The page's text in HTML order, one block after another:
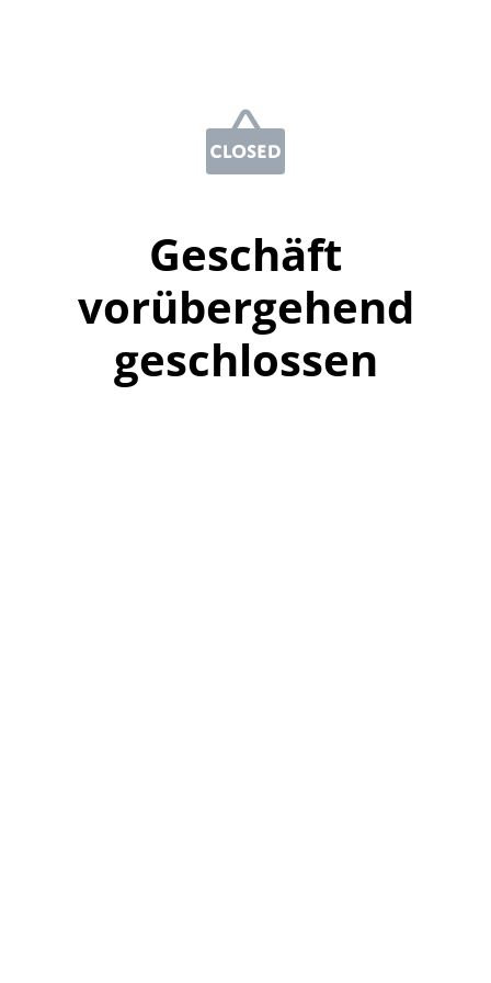
Geschäft
vorübergehend
geschlossen